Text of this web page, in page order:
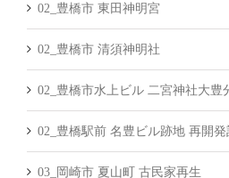
02_豊橋市 東田神明宮
02_豊橋市 清須神明社
02_豊橋市水上ビル 二宮神社大豊
02_豊橋駅前 名豊ビル跡地 再開
03_岡崎市 夏山町 古民家再生